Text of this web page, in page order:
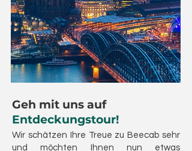
Geh mit uns auf
Entdeckungstour!
Wir schätzen Ihre Treue zu Beecab sehr
und möchten Ihnen nun etwas